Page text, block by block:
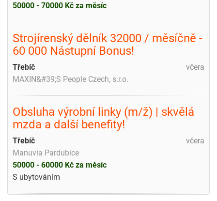
50000 - 70000 Kč za měsíc
Strojírenský dělník 32000 / měsíčně -
60 000 Nástupní Bonus!
včera
Třebíč
MAXIN&#39;S People Czech, s.r.o.
Obsluha výrobní linky (m/ž) | skvělá
mzda a další benefity!
včera
Třebíč
Manuvia Pardubice
50000 - 60000 Kč za měsíc
S ubytováním